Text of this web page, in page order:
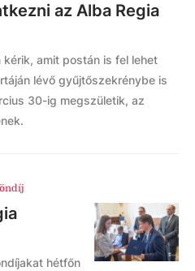
az Alba Regia
amit postán is fel lehet
lévő gyűjtőszekrénybe is
30-ig megszületik, az
hétfőn